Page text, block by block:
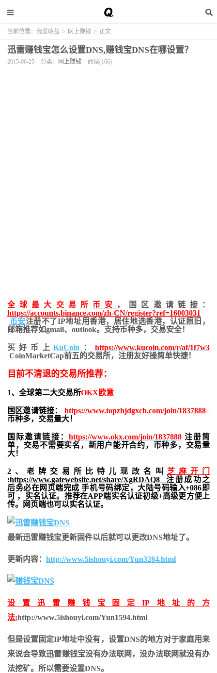
当前位置： 我爱收益 > 网上赚钱 > 正文
迅雷赚钱宝怎么设置DNS,赚钱宝DNS在哪设置？
2015-06-25 分类： 网上赚钱 阅读(166)
全球最大交易所 币安
，国区邀请链接：
https://accounts.binance.com/zh-CN/register?ref=16003031
币安注册不了IP地址用香港，居住地选香港，认证照旧，
邮箱推荐如gmail、outlook。支持币种多，交易安全！
买好币上KuCoin ：https://www.kucoin.com/r/af/1f7w3
CoinMarketCap前五的交易所，注册友好操简单快捷！
目前不清退的交易所推荐：
1、全球第二大交易所OKX欧意
国区邀请链接： https://www.topzhjdgxcb.com/join/1837888
币种多，交易量大！
国际邀请链接： https://www.okx.com/join/1837888注册简
单，交易不需要实名，新用户能开合约， 币种多，交易量
大！
2、老牌交易所比特儿现改名叫 芝麻开门
:https://www.gatewebsite.net/share/XgRDAQ8 注册成功之
后务必在网页端完成 手机号码绑定，大陆号码输入+086即
可 ，实名认证。推荐在APP端实名认证初级+高级更方便上
传。网页端也可以实名认证。
最新迅雷赚钱宝更新固件以后就可以更改DNS地址了。
更新内容： http://www.5ishouyi.com/Yun3284.html
设置迅雷赚钱宝固定IP地址的方
法:http://www.5ishouyi.com/Yun1594.html
但是设置固定IP地址中没有，设置DNS的地方对于家庭用来
来说会导致迅雷赚钱宝没有办法联网，没办法联网就没有办
法挖矿。所以需要设置DNS。